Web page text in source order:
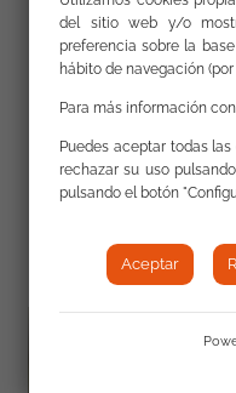
Eliminación de la
FSG-GMG
del sitio web y/o
preferencia sobre la
hábito de navegación
Para más información
Puedes aceptar todas
rechazar su uso
pulsando el botón
Aceptar